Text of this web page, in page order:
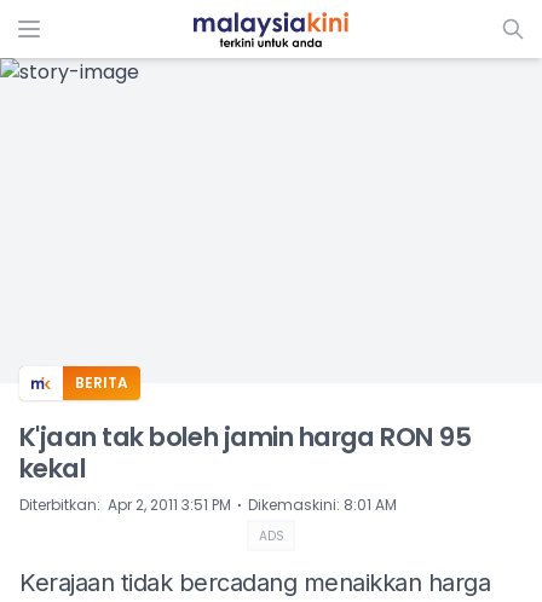
ADS
BERITA
K'jaan tak boleh jamin harga RON 95
kekal
Diterbitkan: Apr 2, 2011 3:51 PM ⋅ Dikemaskini: 8:01 AM
ADS
Kerajaan tidak bercadang menaikkan harga